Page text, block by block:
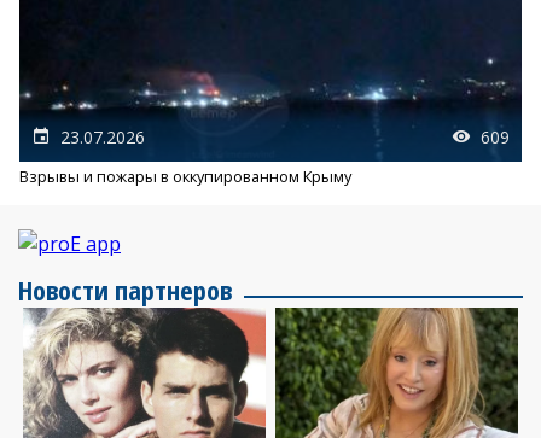
23.07.2026 609
Взрывы и пожары в оккупированном Крыму
Новости партнеров